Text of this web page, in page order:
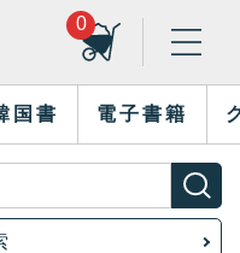
0
国書 電子書籍